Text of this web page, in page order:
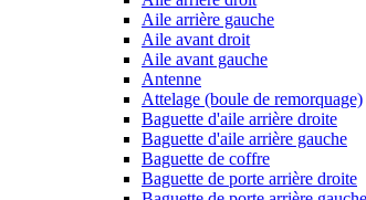
Aile arrière gauche
Aile avant droit
Aile avant gauche
Antenne
Attelage (boule de remorquage)
Baguette d'aile arrière droite
Baguette d'aile arrière gauche
Baguette de coffre
Baguette de porte arrière droite